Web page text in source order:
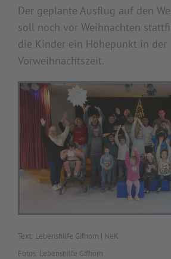
Der geplante Ausflug auf den
soll noch vor Weihnachten
die Kinder ein Höhepunkt in der
Vorweihnachtszeit.
Text: Lebenshilfe Gifhorn | NeK
Fotos: Lebenshilfe Gifhorn